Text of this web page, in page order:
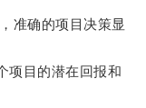
确的项目决策显
目的潜在回报和